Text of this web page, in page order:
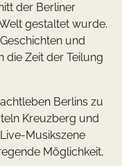
der Berliner
gestaltet wurde.
und
die Zeit der Teilung
Berlins zu
Kreuzberg und
Musikszene
Möglichkeit,